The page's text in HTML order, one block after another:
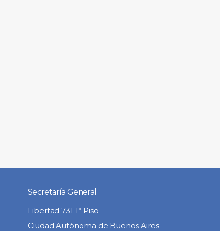
Secretaría General
Libertad 731 1° Piso
Ciudad Autónoma de Buenos Aires